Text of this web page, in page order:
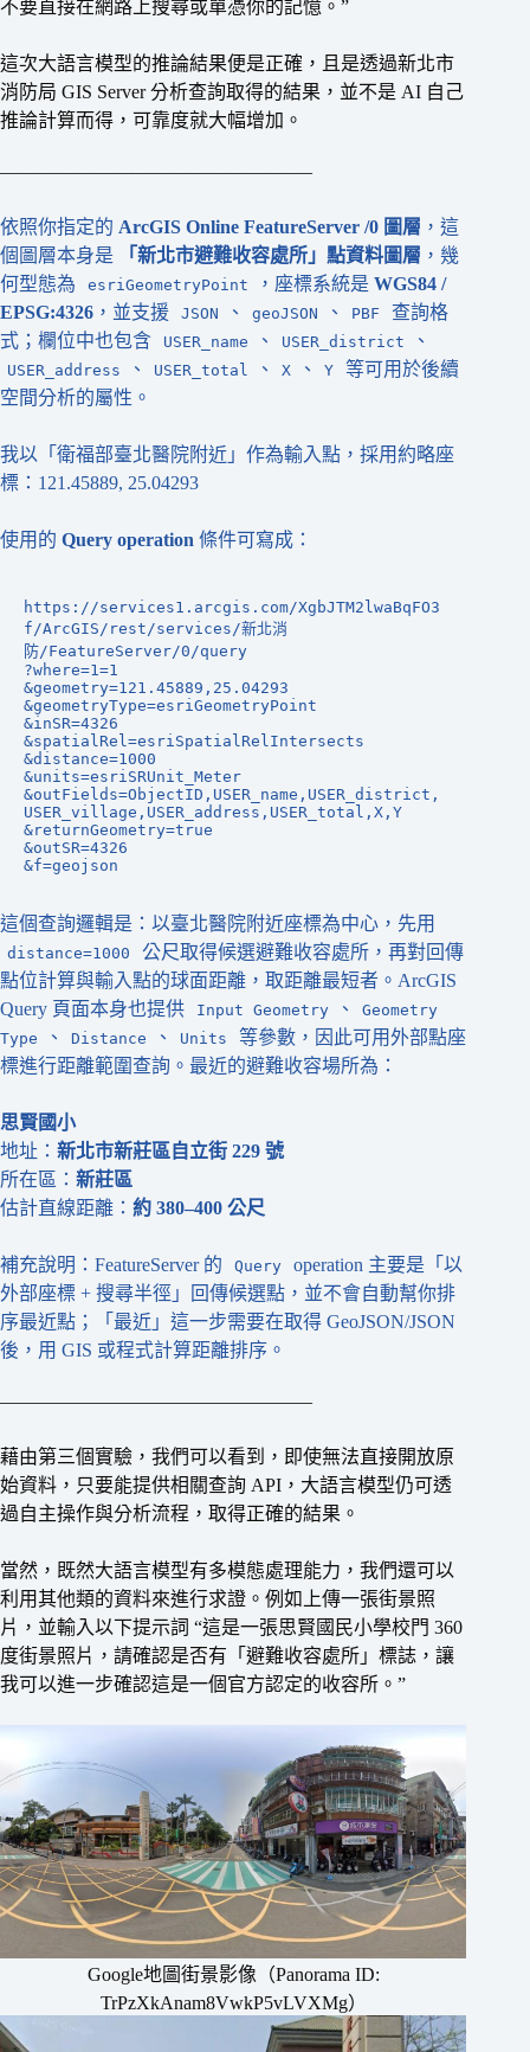
不要直接在網路上搜尋或單憑你的記憶。”
這次大語言模型的推論結果便是正確，且是透過新北市
消防局 GIS Server 分析查詢取得的結果，並不是 AI 自己
推論計算而得，可靠度就大幅增加。
————————————————–
依照你指定的 ArcGIS Online FeatureServer /0 圖層 ，這
個圖層本身是
「新北市避難收容處所」點資料圖層 ，幾
何型態為
esriGeometryPoint ，座標系統是 WGS84 /
EPSG:4326 ，並支援 JSON 、 geoJSON 、 PBF
查詢格
式；欄位中也包含
USER_name 、 USER_district 、
USER_address 、 USER_total 、 X 、 Y
等可用於後續
空間分析的屬性。
我以「衛福部臺北醫院附近」作為輸入點，採用約略座
標：121.45889, 25.04293
使用的 Query operation 條件可寫成：
https://services1.arcgis.com/XgbJTM2lwaBqFO3
f/ArcGIS/rest/services/新北消
防/FeatureServer/0/query
?where=1=1
&geometry=121.45889,25.04293
&geometryType=esriGeometryPoint
&inSR=4326
&spatialRel=esriSpatialRelIntersects
&distance=1000
&units=esriSRUnit_Meter
&outFields=ObjectID,USER_name,USER_district,
USER_village,USER_address,USER_total,X,Y
&returnGeometry=true
&outSR=4326
&f=geojson
這個查詢邏輯是：以臺北醫院附近座標為中心，先用
distance=1000
公尺取得候選避難收容處所，再對回傳
點位計算與輸入點的球面距離，取距離最短者。ArcGIS
Query 頁面本身也提供
Input Geometry 、
Geometry
Type
、 Distance 、 Units
等參數，因此可用外部點座
標進行距離範圍查詢。最近的避難收容場所為：
思賢國小
地址： 新北市新莊區自立街 229 號
所在區： 新莊區
估計直線距離： 約 380–400 公尺
補充說明：FeatureServer 的 Query
operation 主要是「以
外部座標 + 搜尋半徑」回傳候選點，並不會自動幫你排
序最近點；「最近」這一步需要在取得 GeoJSON/JSON
後，用 GIS 或程式計算距離排序。
————————————————–
藉由第三個實驗，我們可以看到，即使無法直接開放原
始資料，只要能提供相關查詢 API，大語言模型仍可透
過自主操作與分析流程，取得正確的結果。
當然，既然大語言模型有多模態處理能力，我們還可以
利用其他類的資料來進行求證。例如上傳一張街景照
片，並輸入以下提示詞 “這是一張思賢國民小學校門 360
度街景照片，請確認是否有「避難收容處所」標誌，讓
我可以進一步確認這是一個官方認定的收容所。”
Google地圖街景影像（Panorama ID:
TrPzXkAnam8VwkP5vLVXMg）